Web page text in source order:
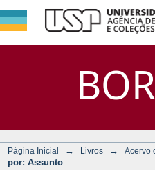
Assunto
DSpace/
Página Inicial → Livros → Acervo
por: Assunto